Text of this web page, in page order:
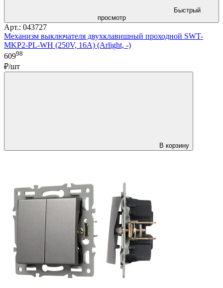
Быстрый
просмотр
Арт.: 043727
Механизм выключателя двухклавишный проходной SWT-
MKP2-PL-WH (250V, 16A) (Arlight, -)
60998
₽/шт
В корзину